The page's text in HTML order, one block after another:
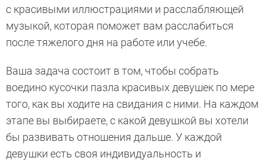
с красивыми иллюстрациями и расслабляющей
музыкой, которая поможет вам расслабиться
после тяжелого дня на работе или учебе.
Ваша задача состоит в том, чтобы собрать
воедино кусочки пазла красивых девушек по мере
того, как вы ходите на свидания с ними. На каждом
этапе вы выбираете, с какой девушкой вы хотели
бы развивать отношения дальше. У каждой
девушки есть своя индивидуальность и